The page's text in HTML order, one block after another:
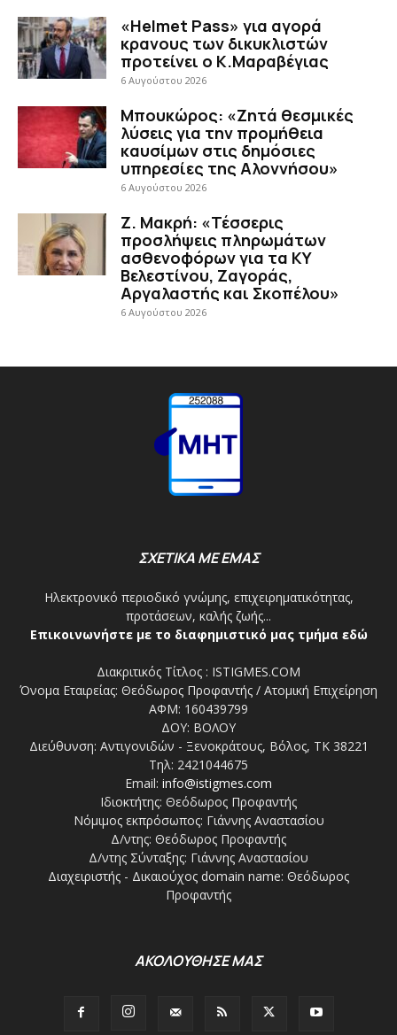
«Helmet Pass» για αγορά
κρανους των δικυκλιστών
προτείνει ο Κ.Μαραβέγιας
6 Αυγούστου 2026
Μπουκώρος: «Ζητά θεσμικές
λύσεις για την προμήθεια
καυσίμων στις δημόσιες
υπηρεσίες της Αλοννήσου»
6 Αυγούστου 2026
Ζ. Μακρή: «Τέσσερις
προσλήψεις πληρωμάτων
ασθενοφόρων για τα ΚΥ
Βελεστίνου, Ζαγοράς,
Αργαλαστής και Σκοπέλου»
6 Αυγούστου 2026
ΣΧΕΤΙΚΑ ΜΕ ΕΜΑΣ
Ηλεκτρονικό περιοδικό γνώμης, επιχειρηματικότητας,
προτάσεων, καλής ζωής...
Επικοινωνήστε με το διαφημιστικό μας τμήμα εδώ
Διακριτικός Τίτλος : ISTIGMES.COM
Όνομα Εταιρείας: Θεόδωρος Προφαντής / Ατομική Επιχείρηση
ΑΦΜ: 160439799
ΔΟΥ: ΒΟΛΟΥ
Διεύθυνση: Αντιγονιδών - Ξενοκράτους, Βόλος, ΤΚ 38221
Τηλ: 2421044675
Email: info@istigmes.com
Ιδιοκτήτης: Θεόδωρος Προφαντής
Νόμιμος εκπρόσωπος: Γιάννης Αναστασίου
Δ/ντης: Θεόδωρος Προφαντής
Δ/ντης Σύνταξης: Γιάννης Αναστασίου
Διαχειριστής - Δικαιούχος domain name: Θεόδωρος
Προφαντής
ΑΚΟΛΟΥΘΗΣΕ ΜΑΣ